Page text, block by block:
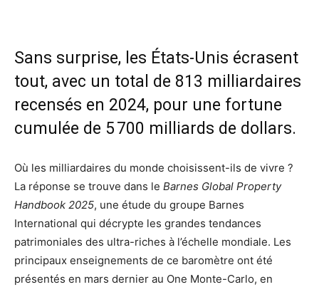
Sans surprise, les États-Unis écrasent
tout, avec un total de 813 milliardaires
recensés en 2024, pour une fortune
cumulée de 5 700 milliards de dollars.
Où les milliardaires du monde choisissent-ils de vivre ?
La réponse se trouve dans le Barnes Global Property
Handbook 2025, une étude du groupe Barnes
International qui décrypte les grandes tendances
patrimoniales des ultra-riches à l’échelle mondiale. Les
principaux enseignements de ce baromètre ont été
présentés en mars dernier au One Monte-Carlo, en